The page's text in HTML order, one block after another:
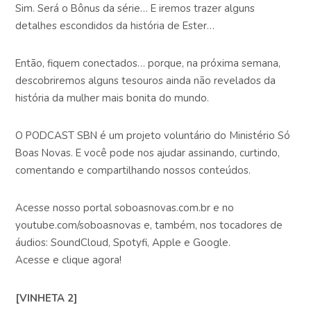
Sim. Será o Bônus da série… E iremos trazer alguns
detalhes escondidos da história de Ester…
Então, fiquem conectados… porque, na próxima semana,
descobriremos alguns tesouros ainda não revelados da
história da mulher mais bonita do mundo.
O PODCAST SBN é um projeto voluntário do Ministério Só
Boas Novas. E você pode nos ajudar assinando, curtindo,
comentando e compartilhando nossos conteúdos.
Acesse nosso portal soboasnovas.com.br e no
youtube.com/soboasnovas e, também, nos tocadores de
áudios: SoundCloud, Spotyfi, Apple e Google.
Acesse e clique agora!
[VINHETA 2]